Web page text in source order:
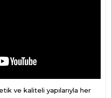
ve kaliteli yapılarıyla her